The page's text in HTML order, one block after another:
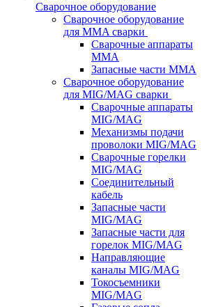
Сварочное оборудование
Сварочное оборудование
для MMA сварки
Сварочные аппараты
MMA
Запасные части MMA
Сварочное оборудование
для MIG/MAG сварки
Сварочные аппараты
MIG/MAG
Механизмы подачи
проволоки MIG/MAG
Сварочные горелки
MIG/MAG
Соединительный
кабель
Запасные части
MIG/MAG
Запасные части для
горелок MIG/MAG
Направляющие
каналы MIG/MAG
Токосъемники
MIG/MAG